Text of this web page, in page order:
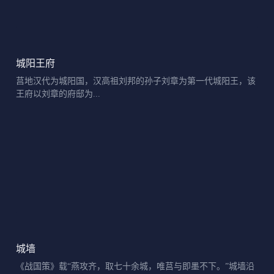
城阳王府
莒地汉代为城阳国，汉高祖刘邦的孙子刘章为第一代城阳王，该
王府以刘章的府邸为...
城墙
《战国策》载“燕攻齐，取七十余城，唯莒与即墨不下。”城墙沿